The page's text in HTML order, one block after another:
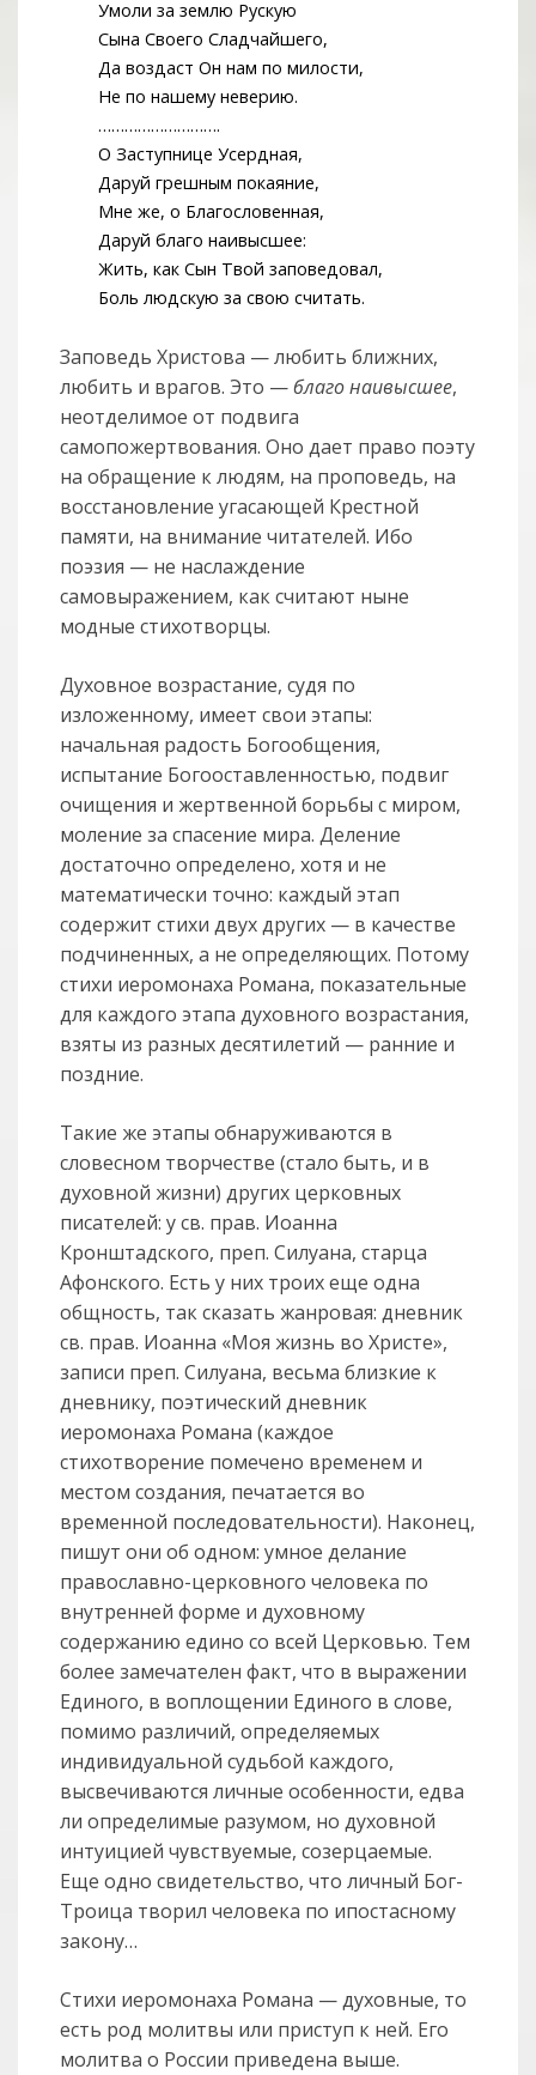
Умоли за землю Рускую
Сына Своего Сладчайшего,
Да воздаст Он нам по милости,
Не по нашему неверию.
……………………….
О Заступнице Усердная,
Даруй грешным покаяние,
Мне же, о Благословенная,
Даруй благо наивысшее:
Жить, как Сын Твой заповедовал,
Боль людскую за свою считать.
Заповедь Христова — любить ближних,
любить и врагов. Это —благо наивысшее,
неотделимое от подвига
самопожертвования. Оно дает право поэту
на обращение к людям, на проповедь, на
восстановление угасающей Крестной
памяти, на внимание читателей. Ибо
поэзия — не наслаждение
самовыражением, как считают ныне
модные стихотворцы.
Духовное возрастание, судя по
изложенному, имеет свои этапы:
начальная радость Богообщения,
испытание Богооставленностью, подвиг
очищения и жертвенной борьбы с миром,
моление за спасение мира. Деление
достаточно определено, хотя и не
математически точно: каждый этап
содержит стихи двух других — в качестве
подчиненных, а не определяющих. Потому
стихи иеромонаха Романа, показательные
для каждого этапа духовного возрастания,
взяты из разных десятилетий — ранние и
поздние.
Такие же этапы обнаруживаются в
словесном творчестве (стало быть, и в
духовной жизни) других церковных
писателей: у св. прав. Иоанна
Кронштадского, преп. Силуана, старца
Афонского. Есть у них троих еще одна
общность, так сказать жанровая: дневник
св. прав. Иоанна «Моя жизнь во Христе»,
записи преп. Силуана, весьма близкие к
дневнику, поэтический дневник
иеромонаха Романа (каждое
стихотворение помечено временем и
местом создания, печатается во
временной последовательности). Наконец,
пишут они об одном: умное делание
православно-церковного человека по
внутренней форме и духовному
содержанию едино со всей Церковью. Тем
более замечателен факт, что в выражении
Единого, в воплощении Единого в слове,
помимо различий, определяемых
индивидуальной судьбой каждого,
высвечиваются личные особенности, едва
ли определимые разумом, но духовной
интуицией чувствуемые, созерцаемые.
Еще одно свидетельство, что личный Бог-
Троица творил человека по ипостасному
закону…
Стихи иеромонаха Романа — духовные, то
есть род молитвы или приступ к ней. Его
молитва о России приведена выше.